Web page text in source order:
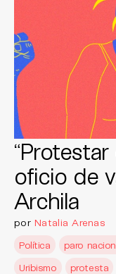
oficio de
Archila
por Natalia Arenas
Política
paro
Uribismo
protesta